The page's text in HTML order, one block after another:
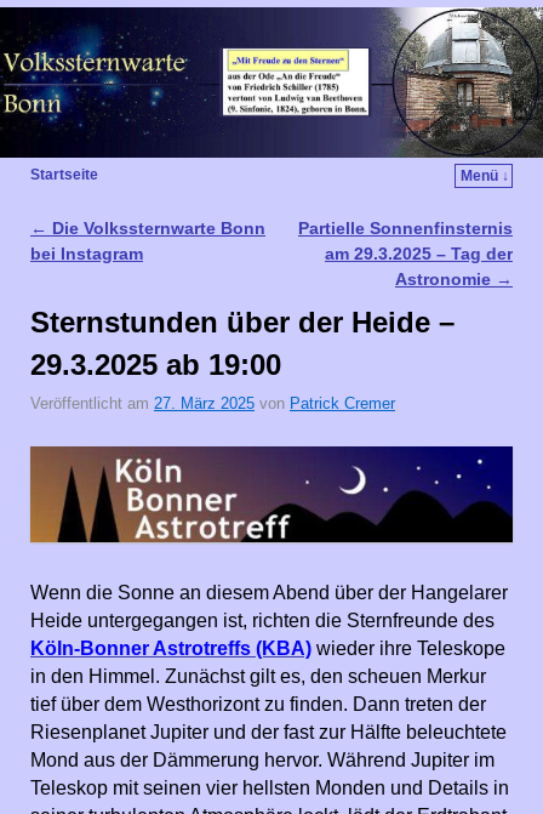
Startseite Menü ↓
Artikelnavigation
← Die Volkssternwarte Bonn
bei Instagram
Partielle Sonnenfinsternis
am 29.3.2025 – Tag der
Astronomie →
Sternstunden über der Heide –
29.3.2025 ab 19:00
Veröffentlicht am 27. März 2025 von Patrick Cremer
Wenn die Sonne an diesem Abend über der Hangelarer
Heide untergegangen ist, richten die Sternfreunde des
Köln-Bonner Astrotreffs (KBA) wieder ihre Teleskope
in den Himmel. Zunächst gilt es, den scheuen Merkur
tief über dem Westhorizont zu finden. Dann treten der
Riesenplanet Jupiter und der fast zur Hälfte beleuchtete
Mond aus der Dämmerung hervor. Während Jupiter im
Teleskop mit seinen vier hellsten Monden und Details in